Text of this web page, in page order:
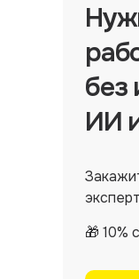
без
ИИ
🎁 10%